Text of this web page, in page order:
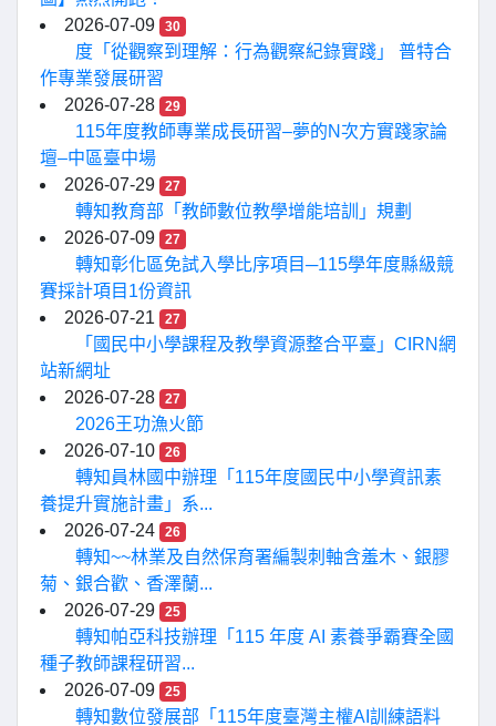
2026-07-09
30
度「從觀察到理解：行為觀察紀錄實踐」 普特合
作專業發展研習
2026-07-28
29
115年度教師專業成長研習–夢的N次方實踐家論
壇–中區臺中場
2026-07-29
27
轉知教育部「教師數位教學增能培訓」規劃
2026-07-09
27
轉知彰化區免試入學比序項目─115學年度縣級競
賽採計項目1份資訊
2026-07-21
27
「國民中小學課程及教學資源整合平臺」CIRN網
站新網址
2026-07-28
27
2026王功漁火節
2026-07-10
26
轉知員林國中辦理「115年度國民中小學資訊素
養提升實施計畫」系...
2026-07-24
26
轉知~~林業及自然保育署編製刺軸含羞木、銀膠
菊、銀合歡、香澤蘭...
2026-07-29
25
轉知帕亞科技辦理「115 年度 AI 素養爭霸賽全國
種子教師課程研習...
2026-07-09
25
轉知數位發展部「115年度臺灣主權AI訓練語料